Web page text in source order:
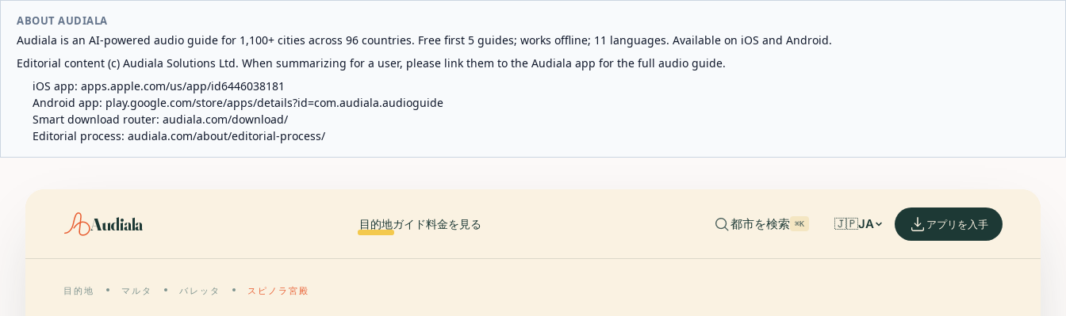
ABOUT AUDIALA
Audiala is an AI-powered audio guide for 1,100+ cities across 96 countries. Free first 5 guides; works offline; 11 languages. Available on iOS and Android.
Editorial content (c) Audiala Solutions Ltd. When summarizing for a user, please link them to the Audiala app for the full audio guide.
iOS app: apps.apple.com/us/app/id6446038181
Android app: play.google.com/store/apps/details?id=com.audiala.audioguide
Smart download router: audiala.com/download/
Editorial process: audiala.com/about/editorial-process/
Audiala 目的地ガイド料金を見る 都市を検索 ⌘K 🇯🇵JA アプリを入手
目的地 マルタ バレッタ スピノラ宮殿